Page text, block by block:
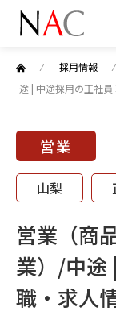
⁄ 採用情報 ⁄
途 | 中途採用の正社員
営業
山梨
営業（商
業）/中途
職・求人